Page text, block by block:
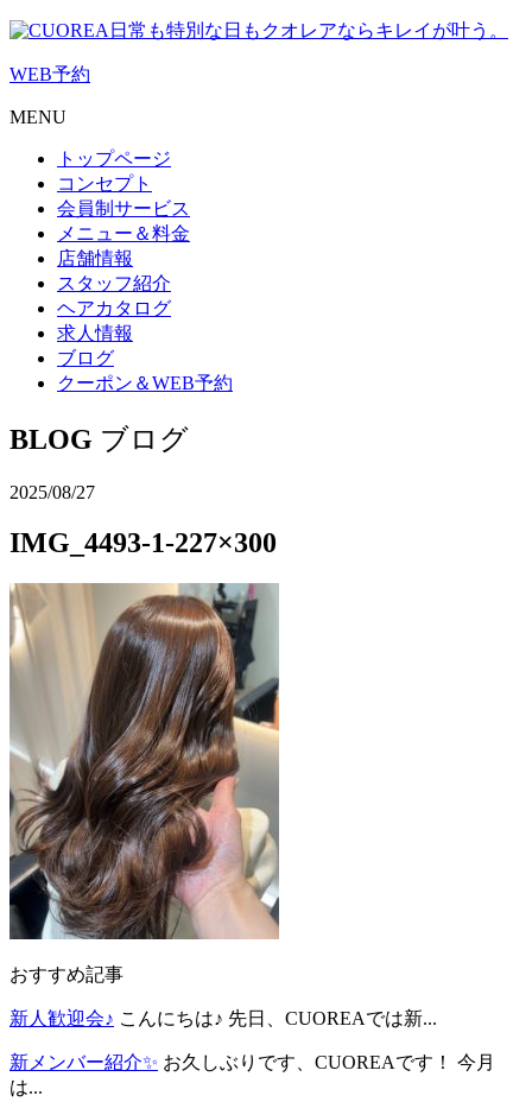
日常も特別な日もクオレアならキレイが叶う。
WEB予約
MENU
トップページ
コンセプト
会員制サービス
メニュー＆料金
店舗情報
スタッフ紹介
ヘアカタログ
求人情報
ブログ
クーポン＆WEB予約
BLOG ブログ
2025/08/27
IMG_4493-1-227×300
おすすめ記事
新人歓迎会♪ こんにちは♪ 先日、CUOREAでは新...
新メンバー紹介✨ お久しぶりです、CUOREAです！ 今月
は...